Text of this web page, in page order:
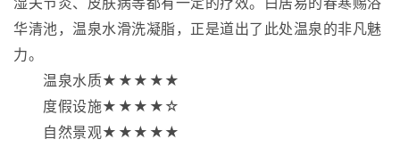
华清池，温泉水滑洗凝脂，正是道出了此处温泉的非凡魅
力。
温泉水质★★★★★
度假设施★★★★☆
自然景观★★★★★